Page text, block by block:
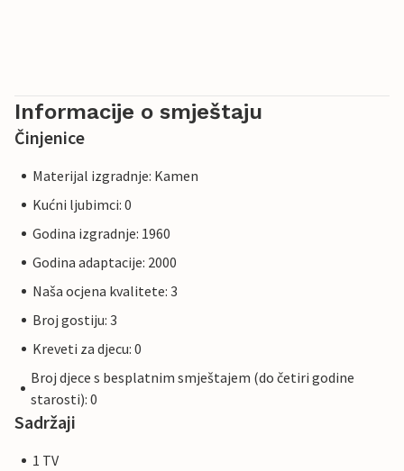
Informacije o smještaju
Činjenice
Materijal izgradnje: Kamen
Kućni ljubimci: 0
Godina izgradnje: 1960
Godina adaptacije: 2000
Naša ocjena kvalitete: 3
Broj gostiju: 3
Kreveti za djecu: 0
Broj djece s besplatnim smještajem (do četiri godine
starosti): 0
Sadržaji
1 TV